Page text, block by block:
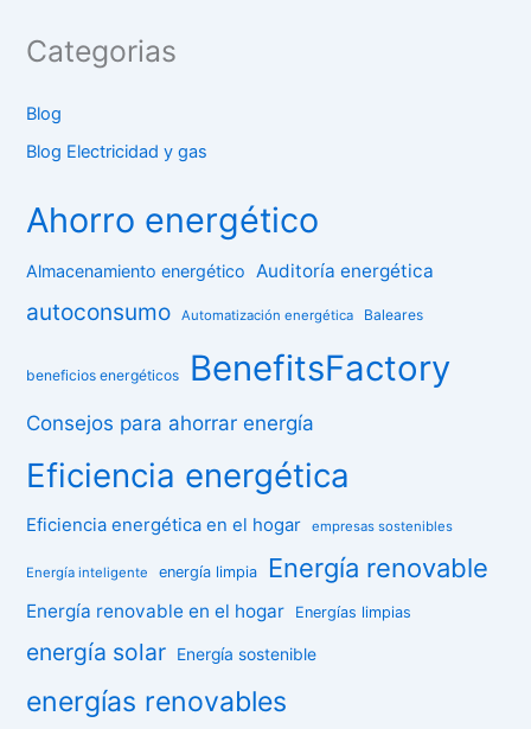
Categorias
Blog
Blog Electricidad y gas
Ahorro energético
Almacenamiento energético Auditoría energética
autoconsumo Automatización energética Baleares
beneficios energéticos BenefitsFactory
Consejos para ahorrar energía
Eficiencia energética
Eficiencia energética en el hogar empresas sostenibles
Energía inteligente energía limpia Energía renovable
Energía renovable en el hogar Energías limpias
energía solar Energía sostenible
energías renovables